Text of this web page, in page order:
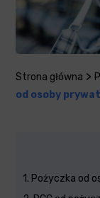
Strona główna >
od osoby
1 Pożyczka od